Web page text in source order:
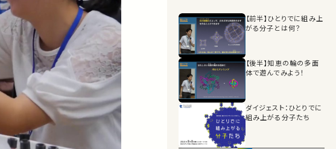
【前半】ひとりでに組み上
がる分子とは何？
【後半】知恵の輪の多面
体で遊んでみよう！
ダイジェスト：ひとりでに
組み上がる分子たち